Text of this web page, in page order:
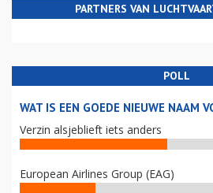
PARTNERS VAN
POLL
WAT IS EEN GOEDE NIEUWE NAAM
Verzin alsjeblieft iets anders
European Airlines Group (EAG)